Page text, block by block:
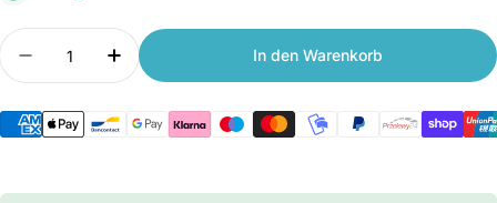
Anzahl
Menge verringern für Originaler Filter für
Anzahl erhöhen für Originaler Filter für
In den Warenkorb